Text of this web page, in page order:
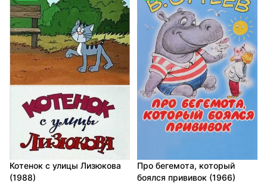
Котенок с улицы Лизюкова
(1988)
Про бегемота, который
боялся прививок (1966)